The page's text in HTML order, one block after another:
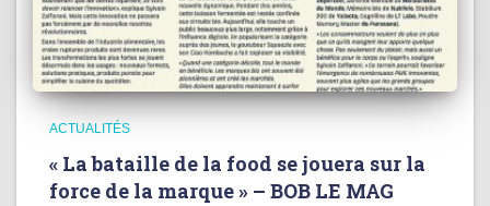
ACTUALITÉS
« La bataille de la food se jouera sur la
force de la marque » – BOB LE MAG